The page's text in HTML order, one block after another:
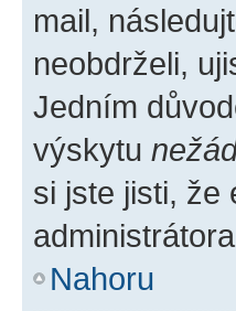
mail,
neobdrželi,
Jedním
výskytu
si jste jisti, že
Nahoru